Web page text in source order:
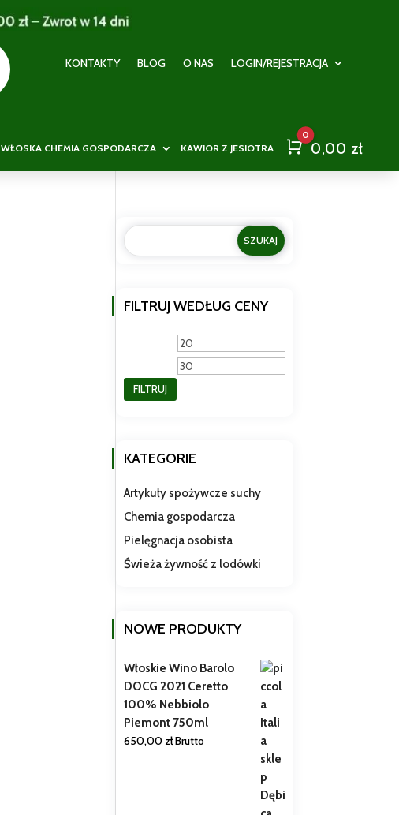
KONTAKTY BLOG O NAS LOGIN/REJESTRACJA
WŁOSKA CHEMIA GOSPODARCZA KAWIOR Z JESIOTRA Cart
0
0,00 zł
FILTRUJ WEDŁUG CENY
Cena
min
FILTRUJ
KATEGORIE
Artykuły spożywcze suchy
Chemia gospodarcza
Pielęgnacja osobista
Świeża żywność z lodówki
NOWE PRODUKTY
Włoskie Wino Barolo
DOCG 2021 Ceretto
100% Nebbiolo
Piemont 750ml
650,00 złBrutto